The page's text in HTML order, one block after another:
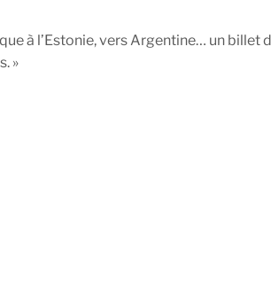
à l’Estonie, vers Argentine… un billet
»